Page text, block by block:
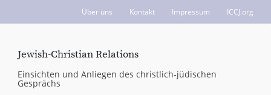
Über uns Kontakt Impressum ICCJ.org
Jewish-Christian Relations
Einsichten und Anliegen des christlich-jüdischen
Gesprächs